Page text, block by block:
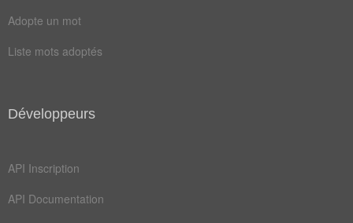
Adopte un mot
Liste mots adoptés
Développeurs
API Inscription
API Documentation